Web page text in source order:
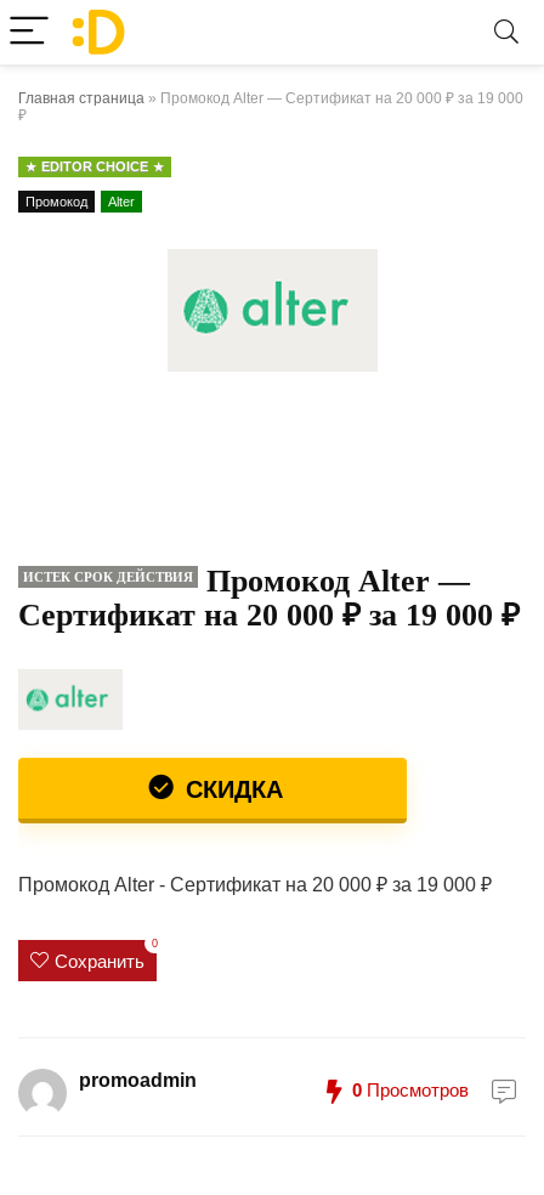
Главная страница » Промокод Alter — Сертификат на 20 000 ₽ за 19 000
₽
EDITOR CHOICE
Промокод Alter
ИСТЕК СРОК ДЕЙСТВИЯ
Промокод Alter —
Сертификат на 20 000 ₽ за 19 000 ₽
СКИДКА
Промокод Alter - Сертификат на 20 000 ₽ за 19 000 ₽
Сохранить
0
promoadmin 0 Просмотров